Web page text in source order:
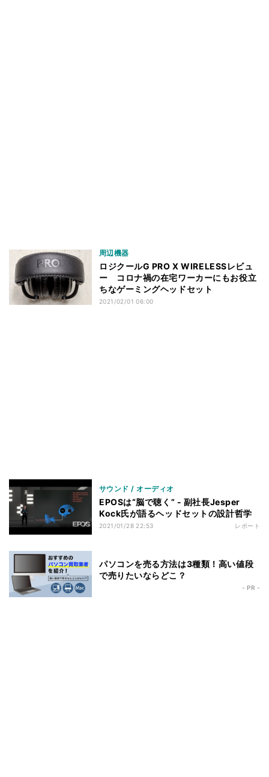
周辺機器
ロジクールG PRO X WIRELESSレビュ
ー コロナ禍の在宅ワーカーにもお役立
ちなゲーミングヘッドセット
2021/02/01 06:00
サウンド / オーディオ
EPOSは“脳で聴く” - 副社長Jesper
Kock氏が語るヘッドセットの設計哲学
2021/01/28 22:53 レポート
パソコンを売る方法は3種類！高い値段
で売りたいならどこ？
- PR -